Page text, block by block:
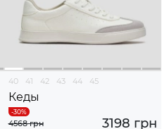
40 41 42 43 44 45
Кеды
3198 грн
4568 грн